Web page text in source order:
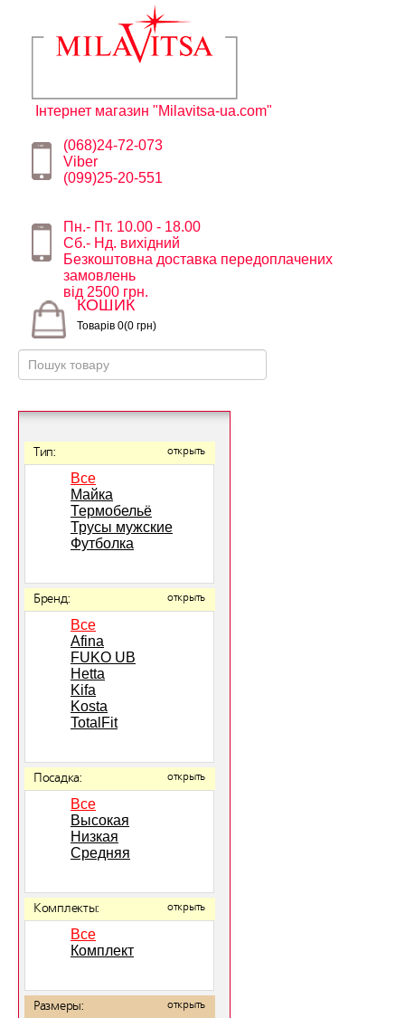
Інтернет магазин "Milavitsa-ua.com"
(068)24-72-073
Viber
(099)25-20-551
Пн.- Пт. 10.00 - 18.00
Сб.- Нд. вихідний
Безкоштовна доставка передоплачених
замовлень
від 2500 грн.
КОШИК
Товарів 0(0 грн)
Тип: открыть
Все
Майка
Термобельё
Трусы мужские
Футболка
Бренд: открыть
Все
Afina
FUKO UB
Hetta
Kifa
Kosta
TotalFit
Посадка: открыть
Все
Высокая
Низкая
Средняя
Комплекты: открыть
Все
Комплект
Размеры: открыть